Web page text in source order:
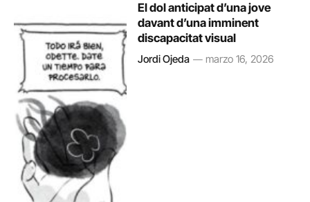
El dol anticipat d’una jove
davant d’una imminent
discapacitat visual
Jordi Ojeda marzo 16, 2026